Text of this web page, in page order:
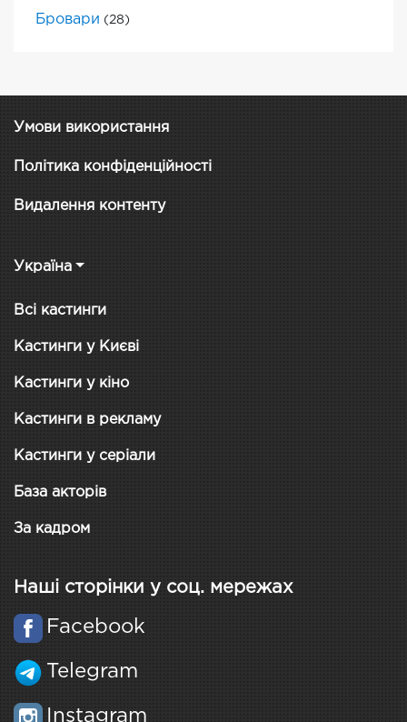
Бровари (28)
Умови використання
Політика конфіденційності
Видалення контенту
Україна
Всі кастинги
Кастинги у Києві
Кастинги у кіно
Кастинги в рекламу
Кастинги у серіали
База акторів
За кадром
Наші сторінки у соц. мережах
Facebook
Telegram
Instagram